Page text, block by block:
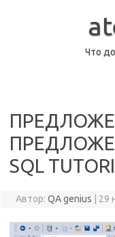
Что
SQL
Автор: QA genius 29